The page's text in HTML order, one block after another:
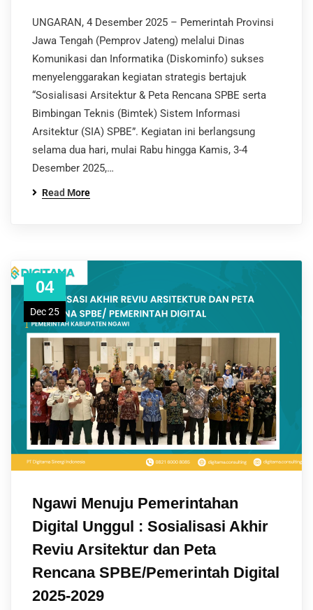
UNGARAN, 4 Desember 2025 – Pemerintah Provinsi
Jawa Tengah (Pemprov Jateng) melalui Dinas
Komunikasi dan Informatika (Diskominfo) sukses
menyelenggarakan kegiatan strategis bertajuk
“Sosialisasi Arsitektur & Peta Rencana SPBE serta
Bimbingan Teknis (Bimtek) Sistem Informasi
Arsitektur (SIA) SPBE”. Kegiatan ini berlangsung
selama dua hari, mulai Rabu hingga Kamis, 3-4
Desember 2025,…
Read More
04
Dec 25
Ngawi Menuju Pemerintahan
Digital Unggul : Sosialisasi Akhir
Reviu Arsitektur dan Peta
Rencana SPBE/Pemerintah Digital
2025-2029